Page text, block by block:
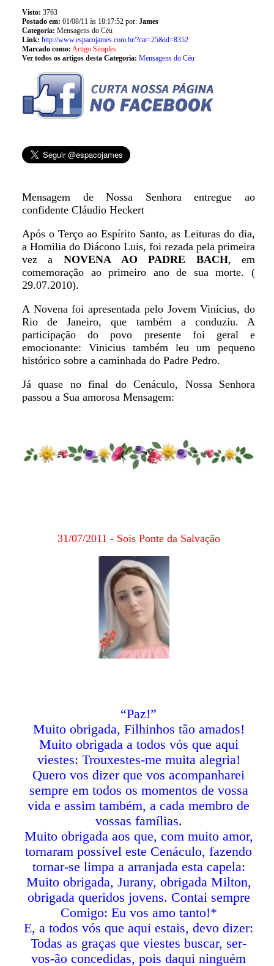
Visto: 3763
Postado em: 01/08/11 às 18:17:52 por: James
Categoria: Mensagens do Céu
Link: http://www.espacojames.com.br/?cat=25&id=8352
Marcado como: Artigo Simples
Ver todos os artigos desta Categoria: Mensagens do Céu
Mensagem de Nossa Senhora entregue ao
confidente Cláudio Heckert
Após o Terço ao Espírito Santo, as Leituras do dia,
a Homilia do Diácono Luis, foi rezada pela primeira
vez a NOVENA AO PADRE BACH, em
comemoração ao primeiro ano de sua morte. (
29.07.2010).
A Novena foi apresentada pelo Jovem Vinícius, do
Rio de Janeiro, que também a conduziu. A
participação do povo presente foi geral e
emocionante: Vinicius também leu um pequeno
histórico sobre a caminhada do Padre Pedro.
Já quase no final do Cenáculo, Nossa Senhora
passou a Sua amorosa Mensagem:
31/07/2011 - Sois Ponte da Salvação
“Paz!”
Muito obrigada, Filhinhos tão amados!
Muito obrigada a todos vós que aqui
viestes: Trouxestes-me muita alegria!
Quero vos dizer que vos acompanharei
sempre em todos os momentos de vossa
vida e assim também, a cada membro de
vossas famílias.
Muito obrigada aos que, com muito amor,
tornaram possível este Cenáculo, fazendo
tornar-se limpa a arranjada esta capela:
Muito obrigada, Jurany, obrigada Milton,
obrigada queridos jovens. Contai sempre
Comigo: Eu vos amo tanto!*
E, a todos vós que aqui estais, devo dizer:
Todas as graças que viestes buscar, ser-
vos-ão concedidas, pois daqui ninguém